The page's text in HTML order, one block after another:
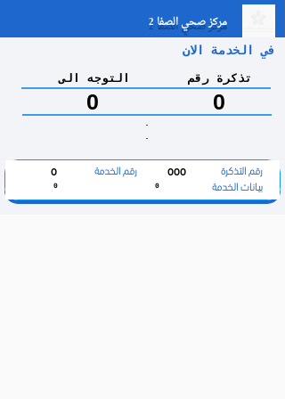
مركز صحي الصفا 2
في الخدمة الان
التوجه الى تذكرة رقم
0 0
.
.
0 رقم الخدمة 000 رقم التذكرة
0
0 بيانات الخدمة